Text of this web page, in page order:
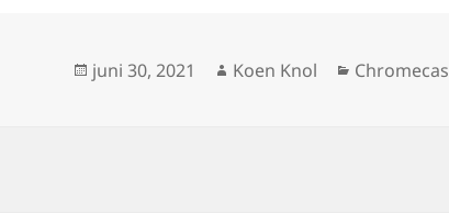
Geplaatst
juni 30, 2021 Auteur
Koen Knol